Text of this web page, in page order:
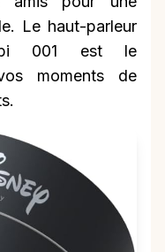
Le haut-parleur
001 est le
moments de